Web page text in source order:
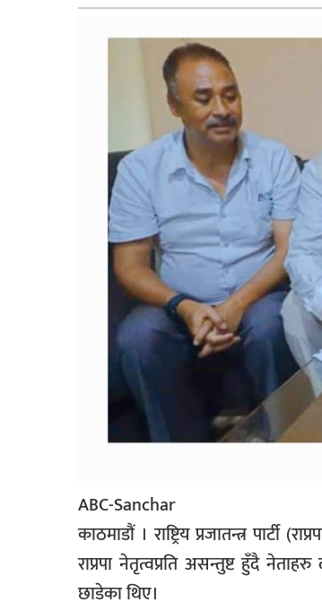
ABC-Sanchar
काठमाडौं । राष्ट्रिय प्रजातन्त्र
राप्रपा नेतृत्वप्रति असन्तुष्ट हुँदै नेताहरु
छाडेका थिए।